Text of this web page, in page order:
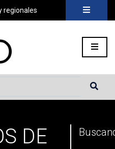
regionales
DE